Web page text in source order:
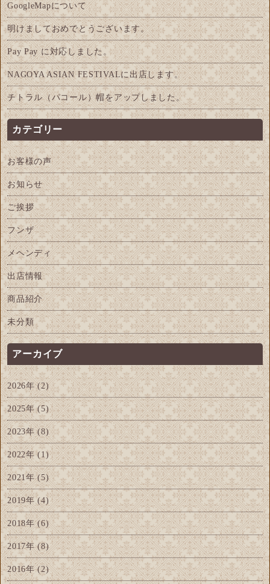
GoogleMapについて
明けましておめでとうございます。
Pay Pay に対応しました。
NAGOYA ASIAN FESTIVALに出店します。
チトラル（パコール）帽をアップしました。
カテゴリー
お客様の声
お知らせ
ご挨拶
フンザ
メヘンディ
出店情報
商品紹介
未分類
アーカイブ
2026年(2)
2025年(5)
2023年(8)
2022年(1)
2021年(5)
2019年(4)
2018年(6)
2017年(8)
2016年(2)